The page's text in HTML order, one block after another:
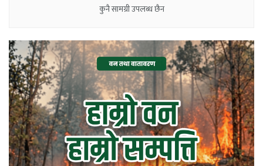
कुनै सामग्री उपलब्ध छैन